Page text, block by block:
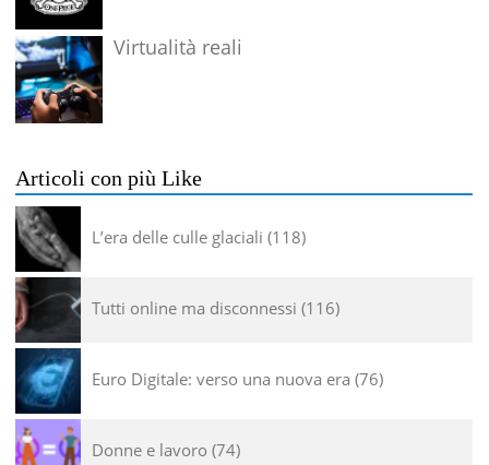
Virtualità reali
Articoli con più Like
L’era delle culle glaciali 118
Tutti online ma disconnessi 116
Euro Digitale: verso una nuova era 76
Donne e lavoro 74